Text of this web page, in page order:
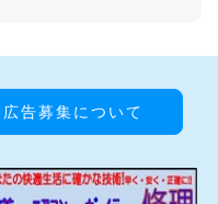
広告募集について